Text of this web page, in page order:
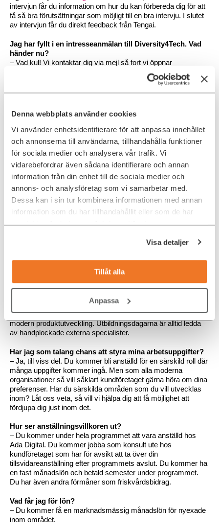
Denna webbplats använder cookies
Vi använder enhetsidentifierare för att anpassa innehållet
och annonserna till användarna, tillhandahålla funktioner
för sociala medier och analysera vår trafik. Vi
vidarebefordrar även sådana identifierare och annan
information från din enhet till de sociala medier och
annons- och analysföretag som vi samarbetar med.
Dessa kan i sin tur kombinera informationen med annan
information som du har tillhandahållit eller som de har
samlat in när du har använt deras tjänster.
Visa detaljer
Tillåt alla
Anpassa
intervjun får du information om hur du kan förbereda dig för att
få så bra förutsättningar som möjligt till en bra intervju. I slutet
av intervjun får du direkt feedback från Tengai.
Jag har fyllt i en intresseanmälan till Diversity4Tech. Vad
händer nu?
– Vad kul! Vi kontaktar dig via mejl så fort vi öppnar
Om Diversity4Tech i praktiken
arbetsplats?
– Förväntningarna ska vara höga. Du kommer få ett roligt jobb
som utvecklar dig. En tydlig plan för hur du upskillas under
programmets gång. På plats hos vår kund kommer du mötas
av en mentor och en engagerad chef på plats – för att inte tala
om ditt team. Utöver närmaste teamet har du även alla andra
talanger som går Diversity4Tech – som kommer bidra till nya
och på sikt.
Vad förväntas av mig?
Kan ni berätta mer om utbildningsdagarna som ingår?
– De utbildningsdagar som ingår kommer se olika ut från
program till program – men de kommer alltid involvera
skräddarsydda utbildningsblock som är relevanta för rollen du
teknisk hard-core-kompetens till större penseldrag och
perspektiv kring agila arbetsmetoder, självledarskap och
modern produktutveckling. Utbildningsdagarna är alltid ledda
av handplockade externa specialister.
Har jag som talang chans att styra mina arbetsuppgifter?
– Ja, till viss del. Du kommer bli anställd för en särskild roll där
många uppgifter kommer ingå. Men som alla moderna
organisationer så vill såklart kundföretaget gärna höra om dina
preferenser. Har du särskilda områden som du vill utvecklas
inom? Låt oss veta, så vill vi hjälpa dig att få möjlighet att
fördjupa dig just inom det.
Hur ser anställningsvillkoren ut?
– Du kommer under hela programmet att vara anställd hos
Ada Digital. Du kommer jobba som konsult ute hos
kundföretaget som har för avsikt att ta över din
tillsvidareanställning efter programmets avslut. Du kommer ha
en fast månadslön och betald semester under programmet.
Du har även andra förmåner som friskvårdsbidrag.
Vad får jag för lön?
– Du kommer få en marknadsmässig månadslön för nyexade
inom området.